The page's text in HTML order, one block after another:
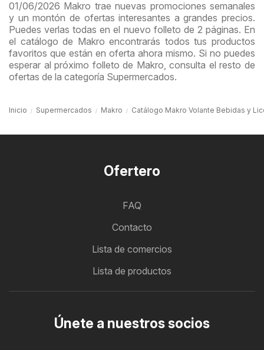
01/06/2026 Makro trae nuevas promociones semanales
y un montón de ofertas interesantes a grandes precios.
Puedes verlas todas en el nuevo folleto de 2 páginas. En
el catálogo de Makro encontrarás todos tus productos
favoritos que están en oferta ahora mismo. Si no puedes
esperar al próximo folleto de Makro, consulta el resto de
ofertas de la categoría Supermercados.
Inicio Supermercados Makro Catálogo Makro Volante Bebidas y
Ofertero
FAQ
Contacto
Lista de comercios
Lista de productos
Únete a nuestros socios